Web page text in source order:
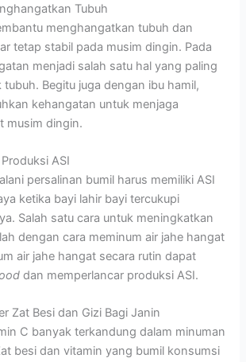
Tubuh
menghangatkan tubuh dan
tetap stabil pada musim dingin. Pada
menjadi salah satu hal yang paling
Begitu juga dengan ibu hamil,
kehangatan untuk menjaga
musim dingin.
ASI
persalinan bumil harus memiliki ASI
ketika bayi lahir bayi tercukupi
Salah satu cara untuk meningkatkan
dengan cara meminum air jahe hangat
air jahe hangat secara rutin dapat
dan memperlancar produksi ASI.
Zat Besi dan Gizi Bagi Janin
C banyak terkandung dalam minuman
besi dan vitamin yang bumil konsumsi